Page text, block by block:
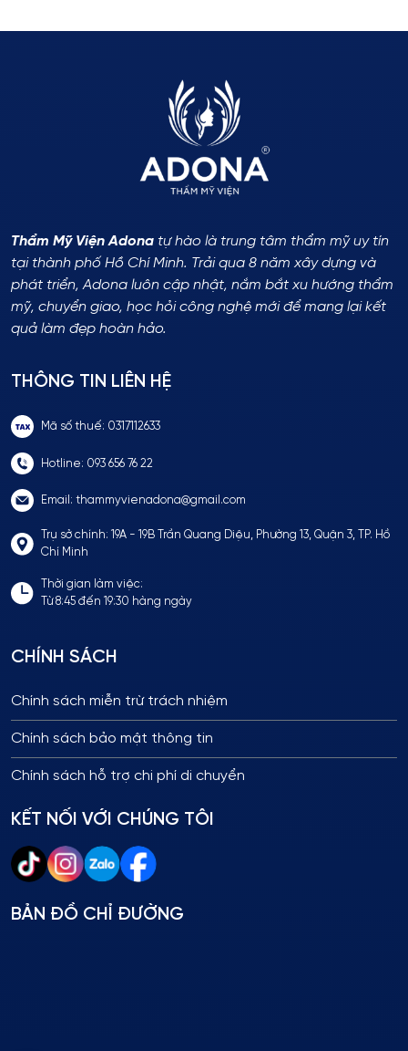
Thẩm Mỹ Viện Adona tự hào là trung tâm thẩm mỹ uy tín
tại thành phố Hồ Chí Minh. Trải qua 8 năm xây dựng và
phát triển, Adona luôn cập nhật, nắm bắt xu hướng thẩm
mỹ, chuyển giao, học hỏi công nghệ mới để mang lại kết
quả làm đẹp hoàn hảo.
THÔNG TIN LIÊN HỆ
Mã số thuế: 0317112633
Hotline: 093 656 76 22
Email: thammyvienadona@gmail.com
Trụ sở chính: 19A - 19B Trần Quang Diệu, Phường 13, Quận 3, TP. Hồ
Chí Minh
Thời gian làm việc:
Từ 8:45 đến 19:30 hàng ngày
CHÍNH SÁCH
Chính sách miễn trừ trách nhiệm
Chính sách bảo mật thông tin
Chính sách hỗ trợ chi phí di chuyển
KẾT NỐI VỚI CHÚNG TÔI
BẢN ĐỒ CHỈ ĐƯỜNG